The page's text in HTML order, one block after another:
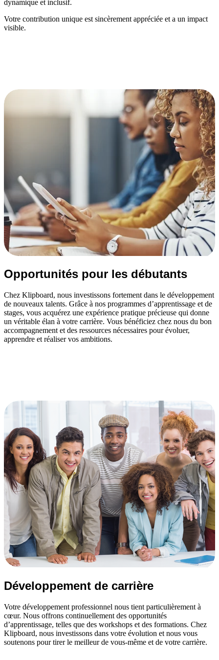
dynamique et inclusif.
Votre contribution unique est sincèrement appréciée et a un impact
visible.
Opportunités pour les débutants
Chez Klipboard, nous investissons fortement dans le développement
de nouveaux talents. Grâce à nos programmes d’apprentissage et de
stages, vous acquérez une expérience pratique précieuse qui donne
un véritable élan à votre carrière. Vous bénéficiez chez nous du bon
accompagnement et des ressources nécessaires pour évoluer,
apprendre et réaliser vos ambitions.
Développement de carrière
Votre développement professionnel nous tient particulièrement à
cœur. Nous offrons continuellement des opportunités
d’apprentissage, telles que des workshops et des formations. Chez
Klipboard, nous investissons dans votre évolution et nous vous
soutenons pour tirer le meilleur de vous‑même et de votre carrière.